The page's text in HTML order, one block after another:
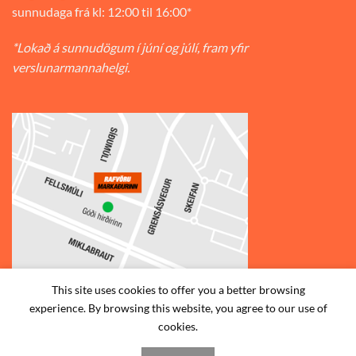
sunnudaga frá kl: 12:00 til 16:00*
*Lokað á sunnudögum í júní og júlí, fram yfir
verslunarmannahelgi.
© 2026Rafvörumarkaðurinn v/Fellsmúla | Síðumúla 34, 108
Reykjavík | S: 585-2888 |
This site uses cookies to offer you a better browsing
experience. By browsing this website, you agree to our use of
cookies.